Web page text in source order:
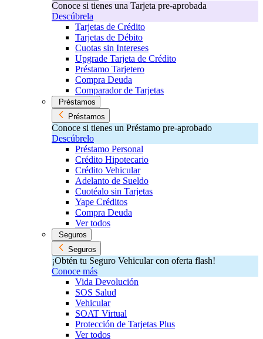
Conoce si tienes una Tarjeta pre-aprobada
Descúbrela
Tarjetas de Crédito
Tarjetas de Débito
Cuotas sin Intereses
Upgrade Tarjeta de Crédito
Préstamo Tarjetero
Compra Deuda
Comparador de Tarjetas
Préstamos
Préstamos
Conoce si tienes un Préstamo pre-aprobado
Descúbrelo
Préstamo Personal
Crédito Hipotecario
Crédito Vehicular
Adelanto de Sueldo
Cuotéalo sin Tarjetas
Yape Créditos
Compra Deuda
Ver todos
Seguros
Seguros
¡Obtén tu Seguro Vehicular con oferta flash!
Conoce más
Vida Devolución
SOS Salud
Vehicular
SOAT Virtual
Protección de Tarjetas Plus
Ver todos